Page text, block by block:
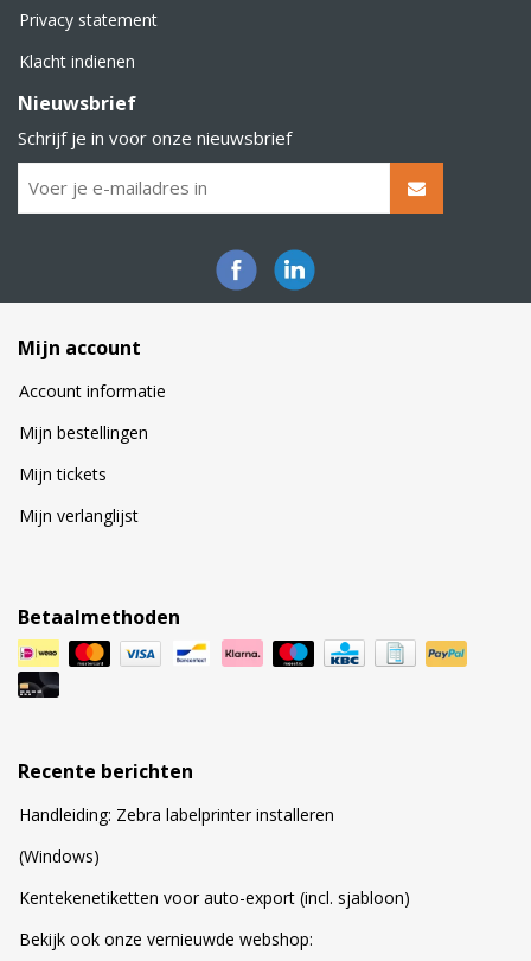
Privacy statement
Klacht indienen
Nieuwsbrief
Schrijf je in voor onze nieuwsbrief
Mijn account
Account informatie
Mijn bestellingen
Mijn tickets
Mijn verlanglijst
Betaalmethoden
Recente berichten
Handleiding: Zebra labelprinter installeren
(Windows)
Kentekenetiketten voor auto-export (incl. sjabloon)
Bekijk ook onze vernieuwde webshop: